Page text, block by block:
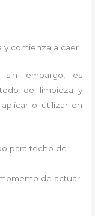
comienza a caer.
embargo, es
de limpieza y
o utilizar en
para techo de
de actuar: